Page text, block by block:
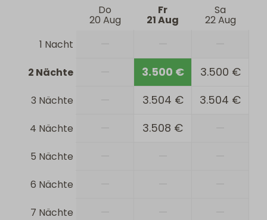
Do
20 Aug
Fr
21 Aug
Sa
22 Aug
1 Nacht
2 Nächte 3.500 € 3.500 €
3 Nächte 3.504 € 3.504 €
4 Nächte 3.508 €
5 Nächte
6 Nächte
7 Nächte